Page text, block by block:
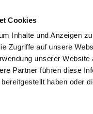
Cookies
Inhalte und Anzeigen
Zugriffe auf unsere
unserer
Partner führen diese
haben oder